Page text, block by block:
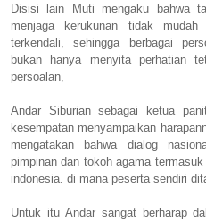
Disisi lain Muti mengaku bahwa
menjaga kerukunan tidak
terkendali, sehingga berbagai
bukan hanya menyita perhatian
persoalan,
Andar Siburian sebagai ketua
kesempatan menyampaikan
mengatakan bahwa dialog
pimpinan dan tokoh agama
indonesia. di mana peserta sendiri
Untuk itu Andar sangat berharap